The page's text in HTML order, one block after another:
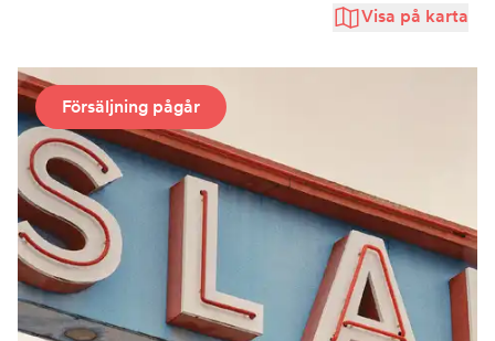
Visa på karta
Försäljning pågår